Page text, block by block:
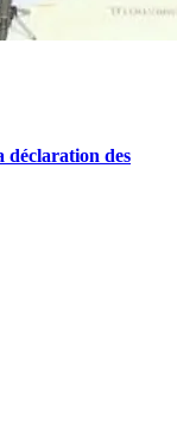
déclaration des